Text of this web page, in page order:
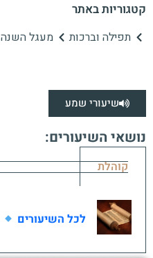
קטגוריות באתר
תפילה וברכות מעגל השנה
שיעורי שמע
נושאי השיעורים:
קוהלת
לכל השיעורים